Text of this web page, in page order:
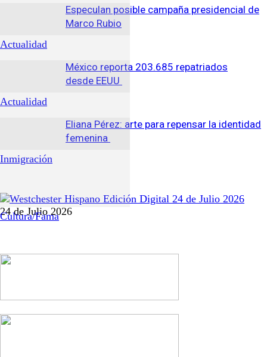
Actualidad
Actualidad
Especulan posible campaña presidencial de
Marco Rubio
Inmigración
México reporta 203.685 repatriados
desde EEUU
Cultura/Fama
Eliana Pérez: arte para repensar la identidad
femenina
24 de Julio 2026